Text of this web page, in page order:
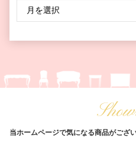
当ホームページで気になる商品がござい